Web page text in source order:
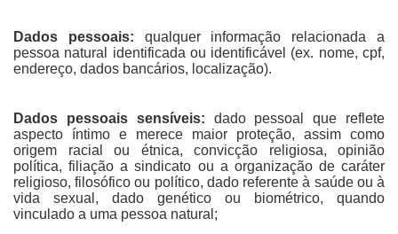
Dados pessoais: qualquer informação relacionada a
pessoa natural identificada ou identificável (ex. nome, cpf,
endereço, dados bancários, localização).
Dados pessoais sensíveis: dado pessoal que reflete
aspecto íntimo e merece maior proteção, assim como
origem racial ou étnica, convicção religiosa, opinião
política, filiação a sindicato ou a organização de caráter
religioso, filosófico ou político, dado referente à saúde ou à
vida sexual, dado genético ou biométrico, quando
vinculado a uma pessoa natural;